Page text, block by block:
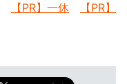
【PR】一休
【PR】